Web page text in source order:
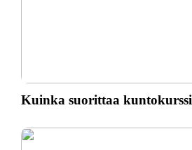
Kuinka suorittaa kuntokurssi